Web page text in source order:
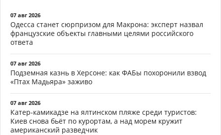
07 авг 2026
Одесса станет сюрпризом для Макрона: эксперт назвал
французские объекты главными целями российского
ответа
07 авг 2026
Подземная казнь в Херсоне: как ФАБы похоронили взвод
«Птах Мадьяра» заживо
07 авг 2026
Катер-камикадзе на ялтинском пляже среди туристов:
Киев снова бьёт по курортам, а над морем кружит
американский разведчик